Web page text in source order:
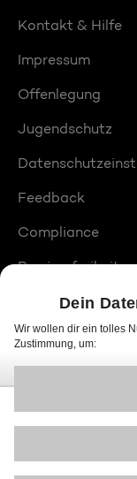
Kontakt & Hilfe
Impressum
Offenlegung
Jugendschutz
Feedback
Compliance
Barrierefreiheit